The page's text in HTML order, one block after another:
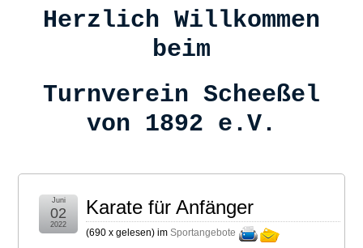
Herzlich Willkommen
beim
Turnverein Scheeßel
von 1892 e.V.
Karate für Anfänger
(690 x gelesen) imSportangebote
Juni
02
2022